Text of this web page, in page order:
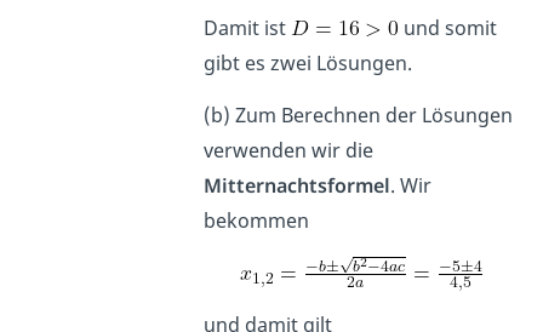
Damit ist
und somit
gibt es zwei Lösungen.
(b) Zum Berechnen der Lösungen
verwenden wir die
Mitternachtsformel. Wir
bekommen
und damit gilt